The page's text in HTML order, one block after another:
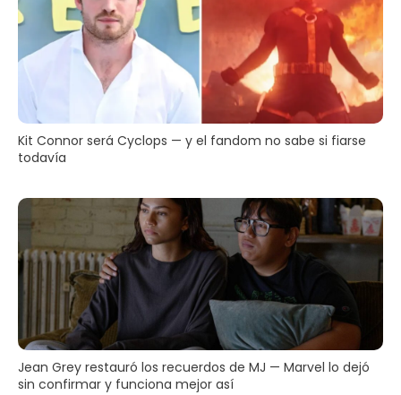
Kit Connor será Cyclops — y el fandom no sabe si fiarse
todavía
Jean Grey restauró los recuerdos de MJ — Marvel lo dejó
sin confirmar y funciona mejor así